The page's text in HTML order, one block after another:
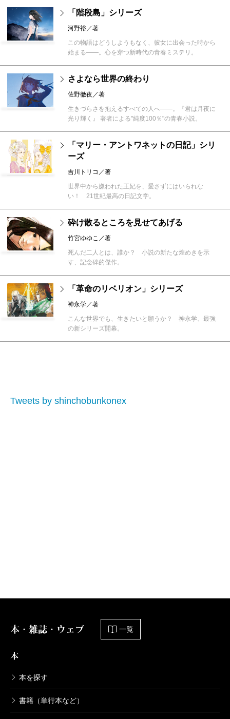
「階段島」シリーズ
河野裕／著
この物語はどうしようもなく、彼女に出会った時から
始まる――。心を穿つ新時代の青春ミステリ。
さよなら世界の終わり
佐野徹夜／著
生きづらさを抱えるすべての人へ――。『君は月夜に
光り輝く』 著者による"純度100％"の青春小説。
「マリー・アントワネットの日記」シリ
ーズ
吉川トリコ／著
世界中から嫌われた王妃を、愛さずにはいられな
い！ 21世紀最高の日記文学。
砕け散るところを見せてあげる
竹宮ゆゆこ／著
死んだ二人とは、誰か？ 小説の新たな煌めきを示
す、記念碑的傑作。
「革命のリベリオン」シリーズ
神永学／著
こんな世界でも、生きたいと願うか？ 神永学、最強
の新シリーズ開幕。
Tweets by shinchobunkonex
本・雑誌・ウェブ 一覧
本
本を探す
書籍（単行本など）